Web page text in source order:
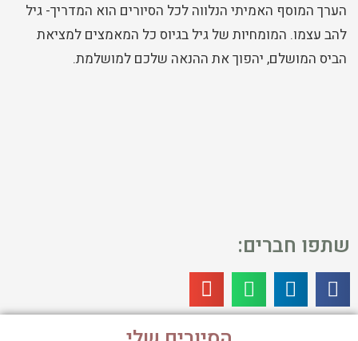
הערך המוסף האמיתי הנלווה לכל הסיורים הוא המדריך- גיל
להב עצמו. המומחיות של גיל בגיוס כל המאמצים למציאת
הביס המושלם, יהפוך את ההנאה שלכם למושלמת.
שתפו חברים: